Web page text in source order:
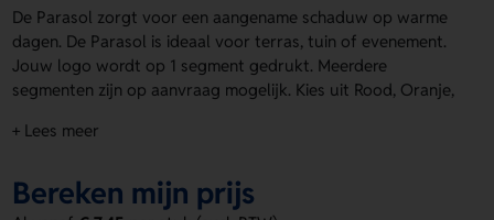
De Parasol zorgt voor een aangename schaduw op warme
dagen. De Parasol is ideaal voor terras, tuin of evenement.
Jouw logo wordt op 1 segment gedrukt. Meerdere
segmenten zijn op aanvraag mogelijk. Kies uit Rood, Oranje,
eenvoudig een logo, naam of eigen ontwerp kunt laten
Voordelen van de Parasol
+ Lees meer
Bereken mijn prijs